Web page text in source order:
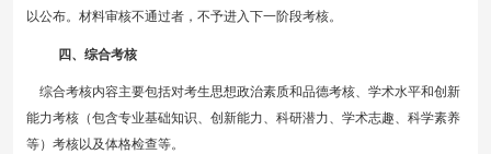
以公布。材料审核不通过者，不予进入下一阶段考核。
四、综合考核
综合考核内容主要包括对考生思想政治素质和品德考核、学术水平和创新
能力考核 （包含专业基础知识、创新能力、科研潜力、学术志趣、科学素养
等）考核以及体格检查等。